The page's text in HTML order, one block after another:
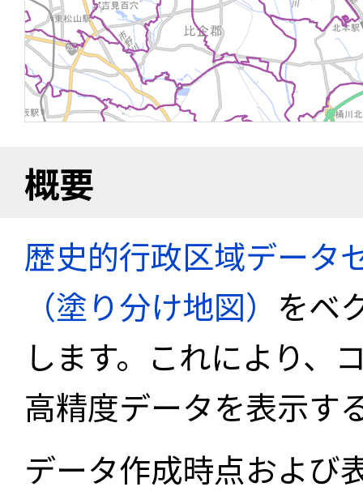
概要
歴史的行政区域データ
（塗り分け地図） をベ
します。これにより、
高精度データを表示す
データ作成時点および